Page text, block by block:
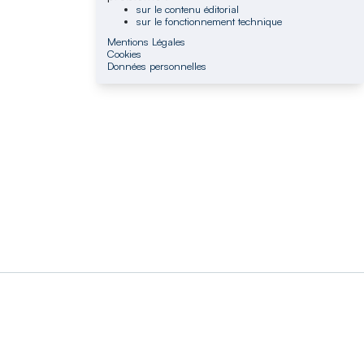
sur le contenu éditorial
sur le fonctionnement technique
Mentions Légales
Cookies
Données personnelles